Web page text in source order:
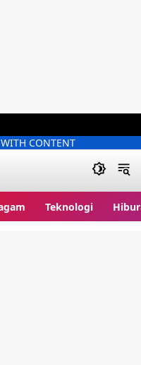
CONTENT
Teknologi